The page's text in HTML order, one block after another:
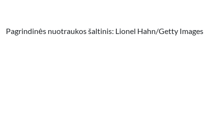
Pagrindinės nuotraukos šaltinis: Lionel Hahn/Getty Images